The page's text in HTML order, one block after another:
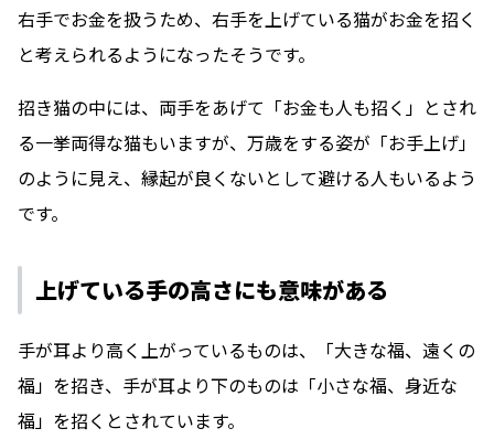
右手でお金を扱うため、右手を上げている猫がお金を招く
と考えられるようになったそうです。
招き猫の中には、両手をあげて「お金も人も招く」とされ
る一挙両得な猫もいますが、万歳をする姿が「お手上げ」
のように見え、縁起が良くないとして避ける人もいるよう
です。
上げている手の高さにも意味がある
手が耳より高く上がっているものは、「大きな福、遠くの
福」を招き、手が耳より下のものは「小さな福、身近な
福」を招くとされています。